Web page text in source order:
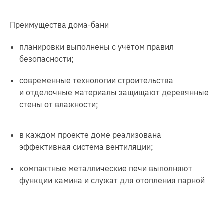
Преимущества дома-бани
планировки выполнены с учётом правил
безопасности;
современные технологии строительства
и отделочные материалы защищают деревянные
стены от влажности;
в каждом проекте доме реализована
эффективная система вентиляции;
компактные металлические печи выполняют
функции камина и служат для отопления парной